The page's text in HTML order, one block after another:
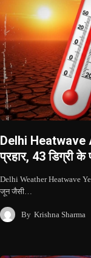
Delhi Heatwave
प्रहार, 43 डिग्री के
Delhi Weather Heatwave
जून जैसी…
By Krishna Sharma